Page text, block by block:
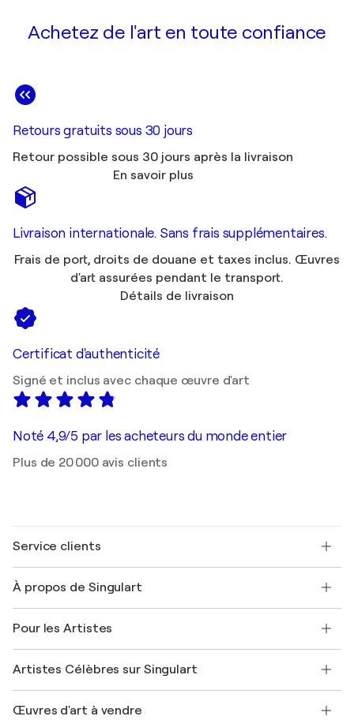
Achetez de l'art en toute confiance
Retours gratuits sous 30 jours
Retour possible sous 30 jours après la livraison
En savoir plus
Livraison internationale. Sans frais supplémentaires.
Frais de port, droits de douane et taxes inclus. Œuvres
d'art assurées pendant le transport.
Détails de livraison
Certificat d'authenticité
Signé et inclus avec chaque œuvre d'art
Noté 4,9/5 par les acheteurs du monde entier
Plus de 20 000 avis clients
Service clients
Expédition
Offrir une carte cadeau
Rejoignez notre programme commercial
Mon compte
+33 1 76 44 06 42
À propos de Singulart
FAQ
Magazine Singulart
Emplois
Découvrez une sélection d'art original
Pour les Artistes
Se connecter en tant qu'Artiste
Artistes Célèbres sur Singulart
Marc Chagall
Œuvres d'art à vendre